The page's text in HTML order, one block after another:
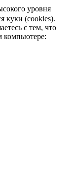
уровня
куки (cookies).
с тем, что
компьютере: